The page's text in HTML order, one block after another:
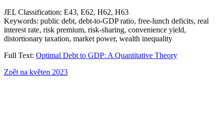
JEL Classification: E43, E62, H62, H63
Keywords: public debt, debt-to-GDP ratio, free-lunch deficits, real
interest rate, risk premium, risk-sharing, convenience yield,
distortionary taxation, market power, wealth inequality
Full Text: Optimal Debt to GDP: A Quantitative Theory
Zpět na květen 2023